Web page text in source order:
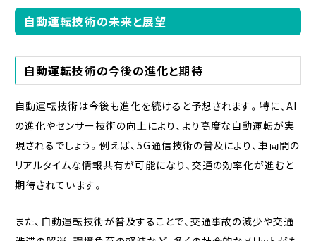
自動運転技術の未来と展望
自動運転技術の今後の進化と期待
自動運転技術は今後も進化を続けると予想されます。特に、AI
の進化やセンサー技術の向上により、より高度な自動運転が実
現されるでしょう。例えば、5G通信技術の普及により、車両間の
リアルタイムな情報共有が可能になり、交通の効率化が進むと
期待されています。
また、自動運転技術が普及することで、交通事故の減少や交通